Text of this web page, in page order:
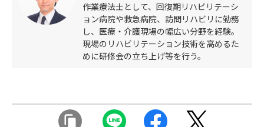
作業療法士として、回復期リハビリテーシ
ョン病院や救急病院、訪問リハビリに勤務
し、医療・介護現場の幅広い分野を経験。
現場のリハビリテーション技術を高めるた
めに研修会の立ち上げ等を行う。